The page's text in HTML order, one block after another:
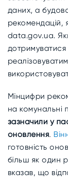
даних, а
рекомендацій,
data.gov.ua.
дотримуватися
Мінцифри
на комунальні
зазначили у
оновлення.
готовність
більш як один
вказав, що